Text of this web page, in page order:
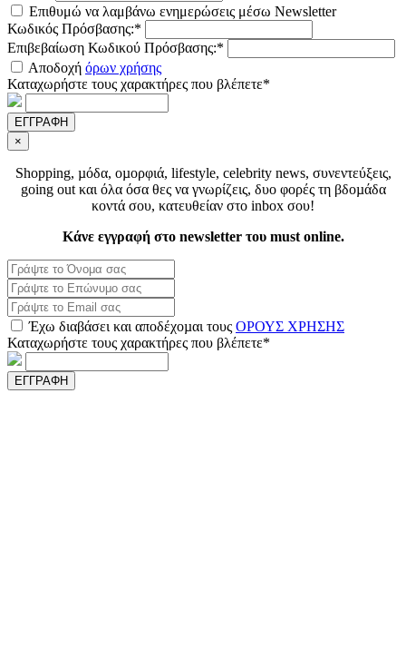
Επιθυμώ να λαμβάνω ενημερώσεις μέσω Newsletter
Κωδικός Πρόσβασης:*
Επιβεβαίωση Κωδικού Πρόσβασης:*
Αποδοχή όρων χρήσης
Καταχωρήστε τους χαρακτήρες που βλέπετε*
ΕΓΓΡΑΦΗ
×
Shopping, µόδα, οµορφιά, lifestyle, celebrity news, συνεντεύξεις,
going out και όλα όσα θες να γνωρίζεις, δυο φορές τη βδοµάδα
κοντά σου, κατευθείαν στο inbox σου!
Κάνε εγγραφή στο newsletter του must online.
Έχω διαβάσει και αποδέχοµαι τους ΟΡΟΥΣ ΧΡΗΣΗΣ
Καταχωρήστε τους χαρακτήρες που βλέπετε*
ΕΓΓΡΑΦΗ